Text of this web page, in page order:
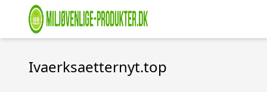
Ivaerksaetternyt.top